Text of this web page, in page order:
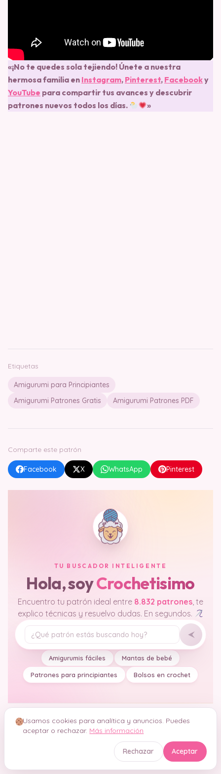
«¡No te quedes sola tejiendo! Únete a nuestra
hermosa familia en Instagram, Pinterest, Facebooky
YouTube para compartir tus avances y descubrir
patrones nuevos todos los días.
»
Etiquetas
Amigurumi para Principiantes
Amigurumi Patrones Gratis
Amigurumi Patrones PDF
Comparte este patrón
Facebook X WhatsApp Pinterest
TU BUSCADOR INTELIGENTE
Hola, soyCrochetisimo
Encuentro tu patrón ideal entre 8.832 patrones, te
explico técnicas y resuelvo dudas. En segundos.
Tu pregunta
Amigurumis fáciles Mantas de bebé
Patrones para principiantes Bolsos en crochet
Usamos cookies para analítica y anuncios. Puedes
aceptar o rechazar. Más información
Rechazar Aceptar